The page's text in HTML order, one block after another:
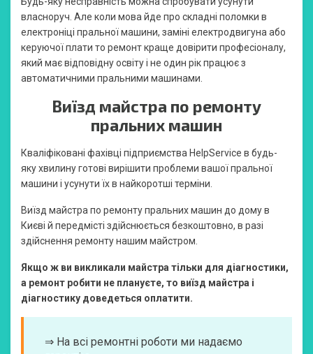
власноруч. Але коли мова йде про складні поломки в
електроніці пральної машини, заміні електродвигуна або
керуючої плати то ремонт краще довірити професіоналу,
який має відповідну освіту і не один рік працює з
автоматичними пральними машинами.
Виїзд майстра по ремонту
пральних машин
Кваліфіковані фахівці підприємства HelpService в будь-
яку хвилину готові вирішити проблеми вашої пральної
машини і усунути їх в найкоротші терміни.
Виїзд майстра по ремонту пральних машин до дому в
Києві й передмісті здійснюється безкоштовно, в разі
здійснення ремонту нашим майстром.
Якщо ж ви викликали майстра тільки для діагностики,
а ремонт робити не плануєте, то виїзд майстра і
діагностику доведеться оплатити.
⇒ На всі ремонтні роботи ми надаємо